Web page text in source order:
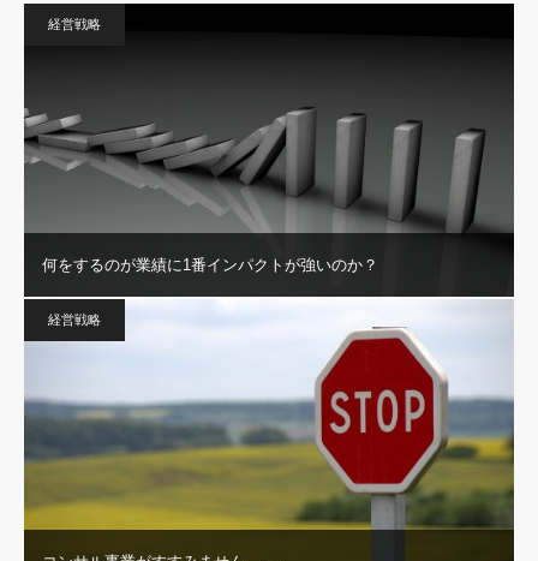
経営戦略
何をするのが業績に1番インパクトが強いのか？
経営戦略